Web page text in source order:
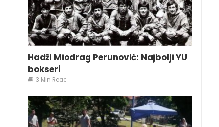
Hadži Miodrag Perunović: Najbolji YU
bokseri
3 Min Read